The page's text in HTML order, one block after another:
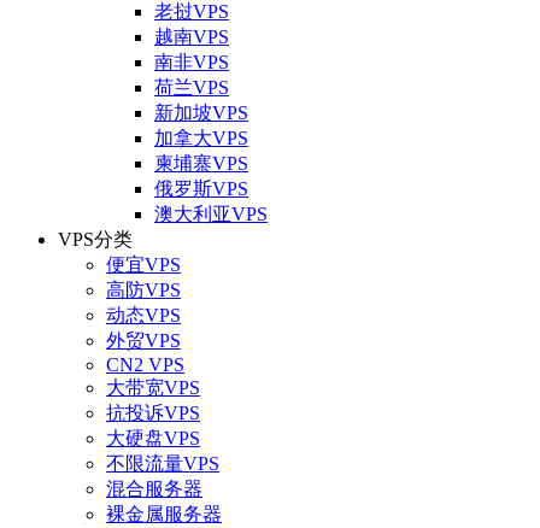
老挝VPS
越南VPS
南非VPS
荷兰VPS
新加坡VPS
加拿大VPS
柬埔寨VPS
俄罗斯VPS
澳大利亚VPS
VPS分类
便宜VPS
高防VPS
动态VPS
外贸VPS
CN2 VPS
大带宽VPS
抗投诉VPS
大硬盘VPS
不限流量VPS
混合服务器
裸金属服务器